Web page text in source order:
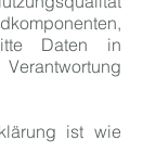
Daten in
ist wie